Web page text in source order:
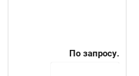
По запросу.